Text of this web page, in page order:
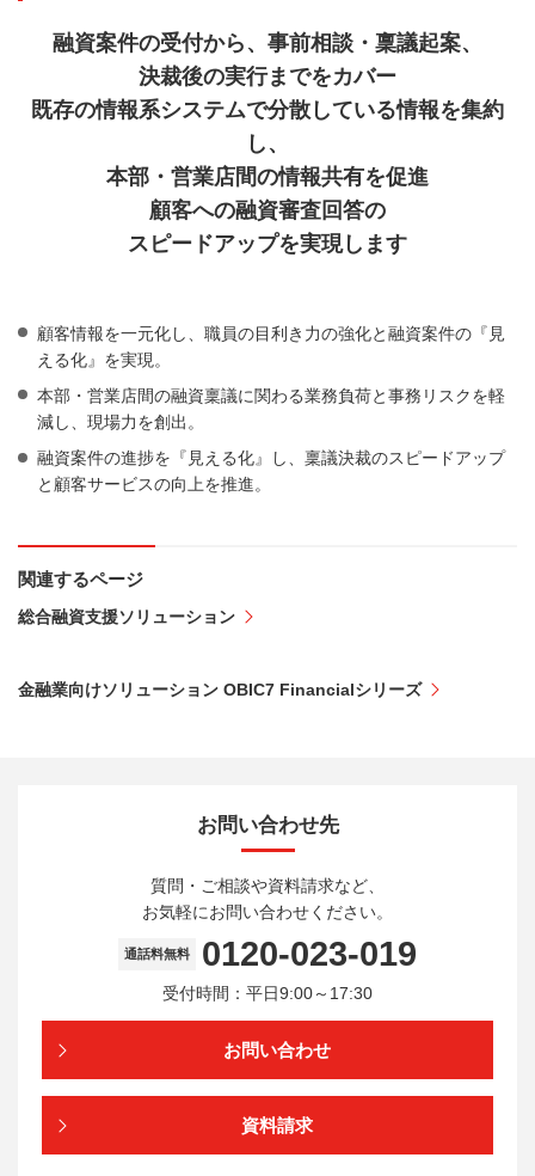
融資案件の受付から、事前相談・稟議起案、
決裁後の実行までをカバー
既存の情報系システムで分散している情報を集約
し、
本部・営業店間の情報共有を促進
顧客への融資審査回答の
スピードアップを実現します
顧客情報を一元化し、職員の目利き力の強化と融資案件の『見
える化』を実現。
本部・営業店間の融資稟議に関わる業務負荷と事務リスクを軽
減し、現場力を創出。
融資案件の進捗を『見える化』し、稟議決裁のスピードアップ
と顧客サービスの向上を推進。
関連するページ
総合融資支援ソリューション
金融業向けソリューション OBIC7 Financialシリーズ
お問い合わせ先
質問・ご相談や資料請求など、
お気軽にお問い合わせください。
通話料無料 0120-023-019
受付時間：平日9:00～17:30
お問い合わせ
資料請求